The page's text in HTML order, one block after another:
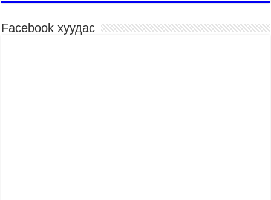
иргэдэд мэдээлэхийг үүрэг болголоо
Гэр бүлийн хэрэг шүүхэд хянан шийдвэрлэх
Facebook хуудас